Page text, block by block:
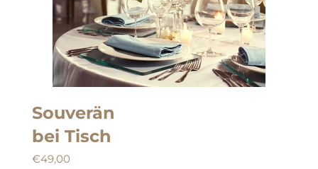
Souverän
bei Tisch
€49,00